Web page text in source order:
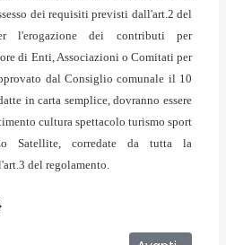
dei requisiti previsti dall'art.2 del
l'erogazione dei contributi per
di Enti, Associazioni o Comitati per
dal Consiglio comunale il 10
in carta semplice, dovranno essere
cultura spettacolo turismo sport
Satellite, corredate da tutta la
del regolamento.